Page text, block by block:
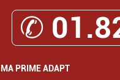
✆
MA PRIME ADAPT